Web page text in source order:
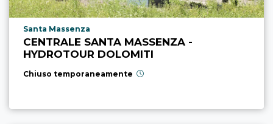
Località punto di interesse
Santa Massenza
CENTRALE SANTA MASSENZA -
HYDROTOUR DOLOMITI
Chiuso temporaneamente